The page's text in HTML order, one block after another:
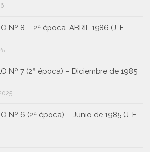
Nº 8 – 2ª época. ABRIL 1986 (J. F.
Nº 7 (2ª época) – Diciembre de 1985
Nº 6 (2ª época) – Junio de 1985 (J. F.